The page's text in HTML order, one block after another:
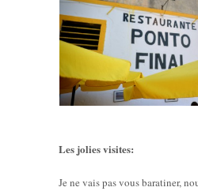
Les jolies visites:
Je ne vais pas vous baratiner,